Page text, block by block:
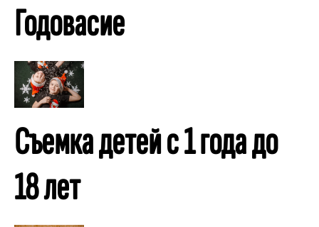
Годовасие
Съемка детей с 1 года до
18 лет